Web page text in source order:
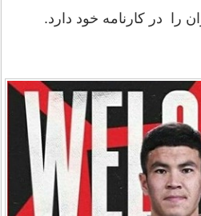
را در کارنامه خود دارد.